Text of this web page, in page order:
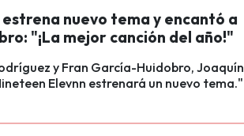
nuevo tema y encantó a
"¡La mejor canción del año!"
y Fran García-Huidobro, Joaquín
Elevnn estrenará un nuevo tema."